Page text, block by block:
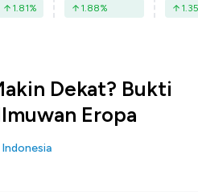
1.81% 1.88% 1.35
Dekat? Bukti
Eropa